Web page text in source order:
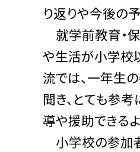
り返りや今後の
就学前教育・
や生活が小学校
流では、一年生
聞き、とても参
導や援助できる
小学校の参加者